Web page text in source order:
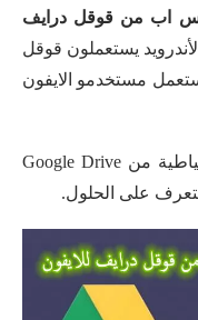
اب من قوقل درايف
يستعملون قوقل
مستخدمو الايفون
إذن كيف يمكن استرجاع النسخة الاحتياطية من Google Drive
على الحلول.